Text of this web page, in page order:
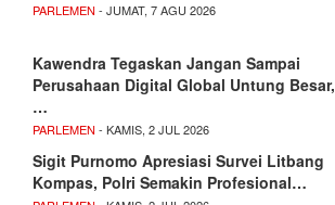
PARLEMEN - JUMAT, 7 AGU 2026
Kawendra Tegaskan Jangan Sampai
Perusahaan Digital Global Untung Besar,
…
PARLEMEN - KAMIS, 2 JUL 2026
Sigit Purnomo Apresiasi Survei Litbang
Kompas, Polri Semakin Profesional…